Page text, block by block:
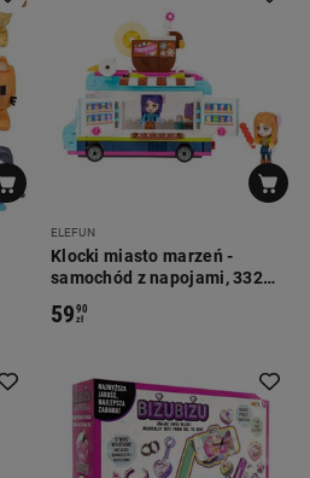
ELEFUN
Klocki miasto marzeń -
samochód z napojami, 332
5990
zł